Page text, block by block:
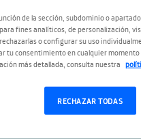
de lo que queda
anticipándose al
de la sección, subdominio o
fines analíticos, de personalización,
o configurar su uso
tu consentimiento en cualquier momento
más detallada, consulta nuestra
RECHAZAR TODAS